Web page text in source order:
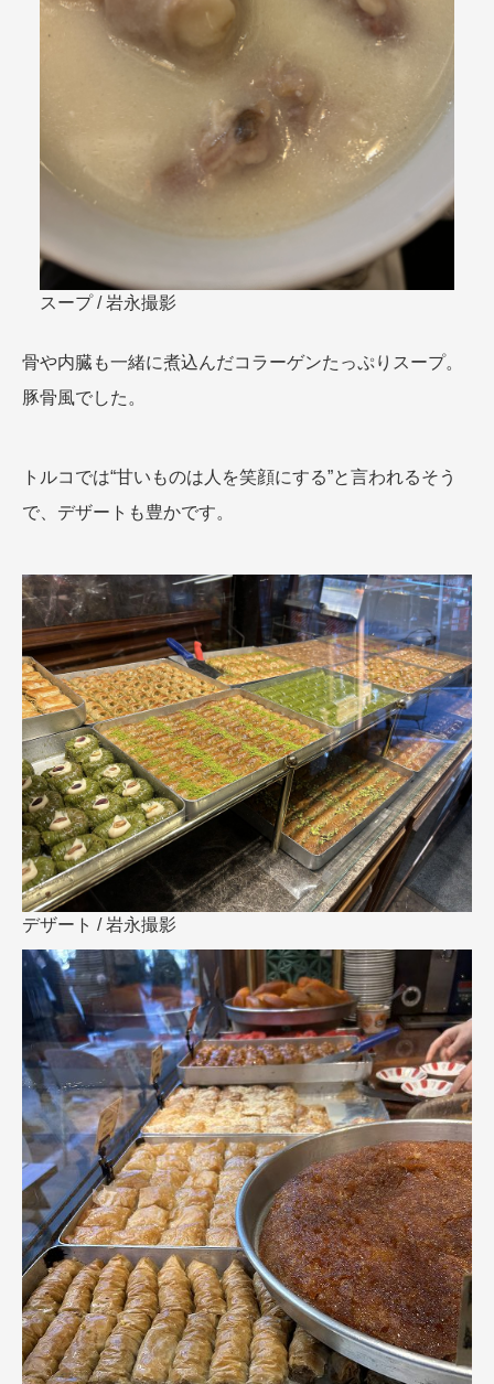
スープ / 岩永撮影
骨や内臓も一緒に煮込んだコラーゲンたっぷりスープ。
豚骨風でした。
トルコでは“甘いものは人を笑顔にする”と言われるそう
で、デザートも豊かです。
デザート / 岩永撮影